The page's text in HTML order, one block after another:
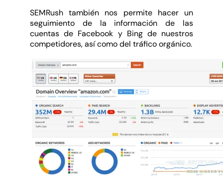
SEMRush también nos permite hacer un
seguimiento de la información de las
cuentas de Facebook y Bing de nuestros
competidores, así como del tráfico orgánico.